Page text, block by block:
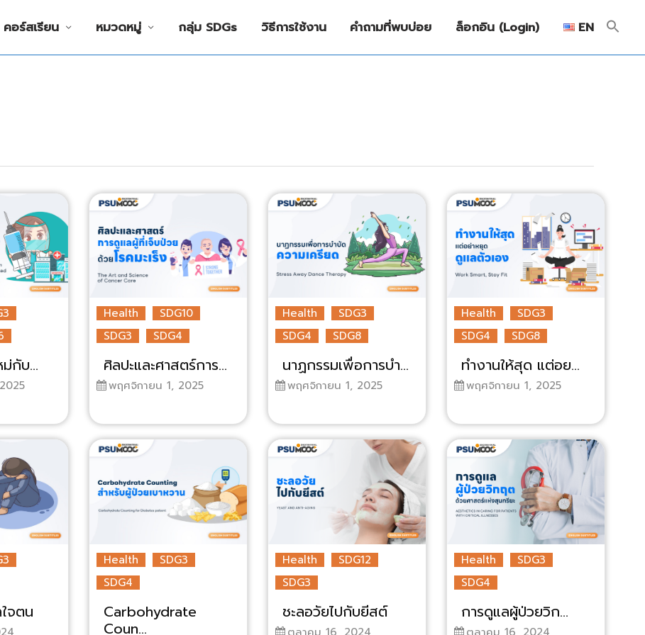
คอร์สเรียน หมวดหมู่ กลุ่ม SDGs วิธีการใช้งาน คำถามที่พบบ่อย ล็อกอิน (Login) EN
กับ...
Health
SDG10
SDG3
SDG4
ศิลปะและศาสตร์การ...
พฤศจิกายน 1, 2025
Health
SDG3
SDG4
SDG8
นาฏกรรมเพื่อการบำ...
พฤศจิกายน 1, 2025
Health
SDG3
SDG4
SDG8
ทำงานให้สุด แต่อย...
พฤศจิกายน 1, 2025
จตน
Health
SDG3
SDG4
Carbohydrate
Coun...
Health
SDG12
SDG3
ชะลอวัยไปกับยีสต์
Health
SDG3
SDG4
การดูแลผู้ป่วยวิก...